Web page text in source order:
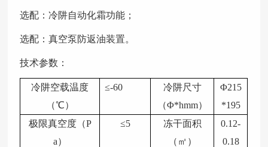
选配：冷阱自动化霜功能；
选配：真空泵防返油装置。
技术参数：
冷阱空载温度
（℃）
≤-60
冷阱尺寸
（Φ*hmm）
Φ215
*195
极限真空度（P
a）
≤5
冻干面积
（㎡）
0.12-
0.18